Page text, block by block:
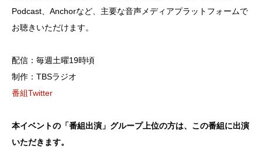
Podcast、Anchorなど、主要な音声メディアプラットフォームで
お聴きいただけます。
配信：毎週土曜19時頃
制作：TBSラジオ
番組Twitter
本イベントの「番組出演」グループ上位の方は、この番組に出演
いただきます。